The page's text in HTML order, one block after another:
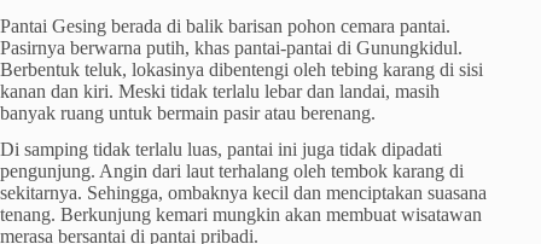
Pantai Gesing berada di balik barisan pohon cemara pantai.
Pasirnya berwarna putih, khas pantai-pantai di Gunungkidul.
Berbentuk teluk, lokasinya dibentengi oleh tebing karang di sisi
kanan dan kiri. Meski tidak terlalu lebar dan landai, masih
banyak ruang untuk bermain pasir atau berenang.
Di samping tidak terlalu luas, pantai ini juga tidak dipadati
pengunjung. Angin dari laut terhalang oleh tembok karang di
sekitarnya. Sehingga, ombaknya kecil dan menciptakan suasana
tenang. Berkunjung kemari mungkin akan membuat wisatawan
merasa bersantai di pantai pribadi.